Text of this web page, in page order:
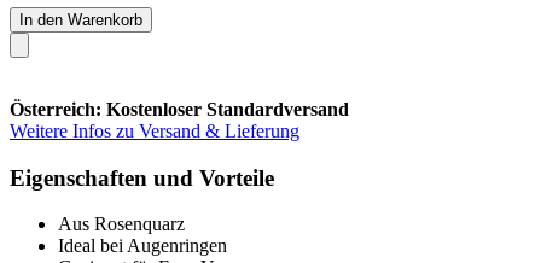
In den Warenkorb
Österreich: Kostenloser Standardversand
Weitere Infos zu Versand & Lieferung
Eigenschaften und Vorteile
Aus Rosenquarz
Ideal bei Augenringen